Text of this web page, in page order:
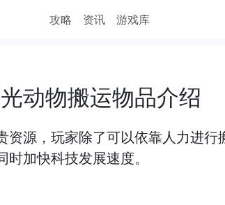
攻略 资讯 游戏库
动物搬运物品介绍
源，玩家除了可以依靠人力进行
加快科技发展速度。